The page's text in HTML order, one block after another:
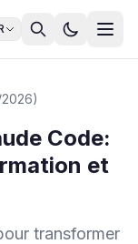
Code:
et
transformer